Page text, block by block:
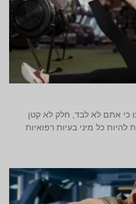
כי אתם לא לבד, חלק לא קטן
להיות כל מיני בעיות רפואיות